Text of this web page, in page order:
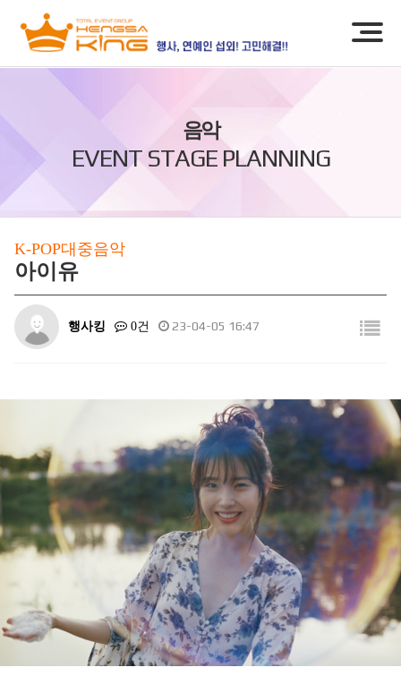
음악
EVENT STAGE PLANNING
K-POP대중음악
아이유
행사킹 0건 23-04-05 16:47